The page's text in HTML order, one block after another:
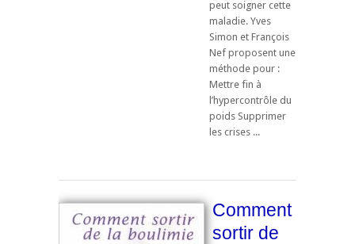
peut soigner cette
maladie. Yves
Simon et François
Nef proposent une
méthode pour :
Mettre fin à
l’hypercontrôle du
poids Supprimer
les crises ...
Comment
sortir de